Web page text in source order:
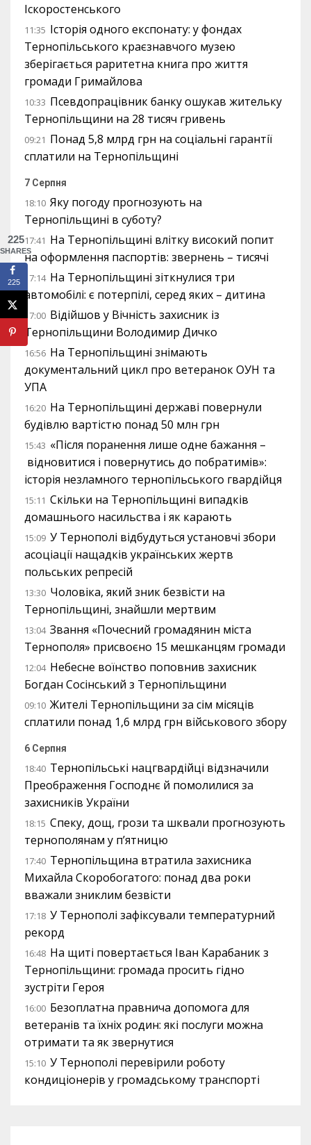
Іскоростенського
11:35 Історія одного експонату: у фондах
Тернопільського краєзнавчого музею
зберігається раритетна книга про життя
громади Гримайлова
10:33 Псевдопрацівник банку ошукав жительку
Тернопільщини на 28 тисяч гривень
09:21 Понад 5,8 млрд грн на соціальні гарантії
сплатили на Тернопільщині
7 Серпня
18:10 Яку погоду прогнозують на
Тернопільщині в суботу?
17:41 На Тернопільщині влітку високий попит
на оформлення паспортів: звернень – тисячі
17:14 На Тернопільщині зіткнулися три
автомобілі: є потерпілі, серед яких – дитина
17:00 Відійшов у Вічність захисник із
Тернопільщини Володимир Дичко
16:56 На Тернопільщині знімають
документальний цикл про ветеранок ОУН та
УПА
16:20 На Тернопільщині державі повернули
будівлю вартістю понад 50 млн грн
15:43 «Після поранення лише одне бажання –
відновитися і повернутись до побратимів»:
історія незламного тернопільського гвардійця
15:11 Скільки на Тернопільщині випадків
домашнього насильства і як карають
15:09 У Тернополі відбудуться установчі збори
асоціації нащадків українських жертв
польських репресій
13:30 Чоловіка, який зник безвісти на
Тернопільщині, знайшли мертвим
13:04 Звання «Почесний громадянин міста
Тернополя» присвоєно 15 мешканцям громади
12:04 Небесне воїнство поповнив захисник
Богдан Сосінський з Тернопільщини
09:10 Жителі Тернопільщини за сім місяців
сплатили понад 1,6 млрд грн військового збору
6 Серпня
18:40 Тернопільські нацгвардійці відзначили
Преображення Господнє й помолилися за
захисників України
18:15 Спеку, дощ, грози та шквали прогнозують
тернополянам у п’ятницю
17:40 Тернопільщина втратила захисника
Михайла Скоробогатого: понад два роки
вважали зниклим безвісти
17:18 У Тернополі зафіксували температурний
рекорд
16:48 На щиті повертається Іван Карабаник з
Тернопільщини: громада просить гідно
зустріти Героя
16:00 Безоплатна правнича допомога для
ветеранів та їхніх родин: які послуги можна
отримати та як звернутися
15:10 У Тернополі перевірили роботу
кондиціонерів у громадському транспорті
225
SHARES
225